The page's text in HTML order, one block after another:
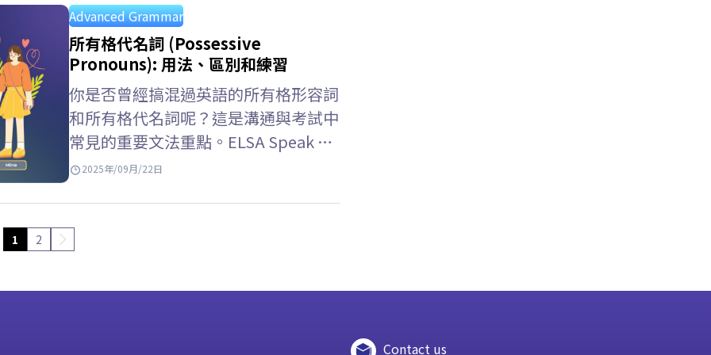
因此，讓我們與 ELSA Speak 一起學習
副詞子句英文, 副詞子句用法與副詞子
句練習。 Key takeaways 副詞子句是
由從屬連接詞開頭的從屬子句，具有副
詞的功能，用來修飾動詞、形容詞、副
詞或整個主要子句（如時間、原因、條
件、目的、讓步等）。它不能獨立存
在，必須與主句搭配使用。 位置 –…
Advanced Grammar
所有格代名詞 (Possessive
Pronouns): 用法、區別和練習
你是否曾經搞混過英語的所有格形容詞
和所有格代名詞呢？這是溝通與考試中
常見的重要文法重點。ELSA Speak 幫
你理解所有格代名詞的用法，搭配生活
2025年/09月/22日
1 2
Contact us